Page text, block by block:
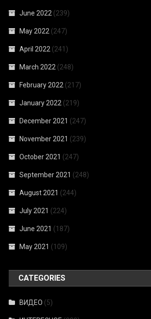
June 2022 (239)
May 2022 (247)
April 2022 (241)
March 2022 (248)
February 2022 (217)
January 2022 (219)
December 2021 (247)
November 2021 (239)
October 2021 (247)
September 2021 (248)
August 2021 (244)
July 2021 (224)
June 2021 (187)
May 2021 (109)
CATEGORIES
ВИДЕО (5)